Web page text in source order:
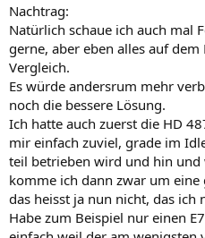
Nachtrag:
Natürlich schaue ich auch mal
gerne, aber eben alles auf
Vergleich.
Es würde andersrum mehr
noch die bessere Lösung.
Ich hatte auch zuerst die HD
mir einfach zuviel, grade im
teil betrieben wird und hin und
komme ich dann zwar um
das heisst ja nun nicht, das ich
Habe zum Beispiel nur einen